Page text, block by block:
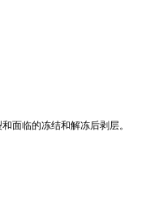
临的冻结和解冻后剥层。